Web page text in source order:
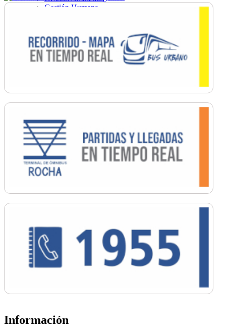
Gestión Humana
Ordenamiento
Promoción Social
Salud
Secretaría General
Información